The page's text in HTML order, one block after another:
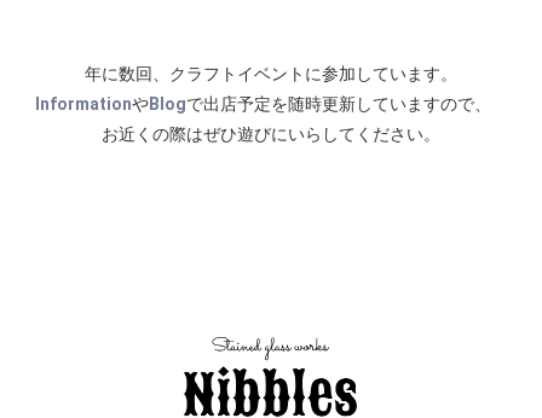
年に数回、クラフトイベントに参加しています。
InformationやBlogで出店予定を随時更新していますので、
お近くの際はぜひ遊びにいらしてください。